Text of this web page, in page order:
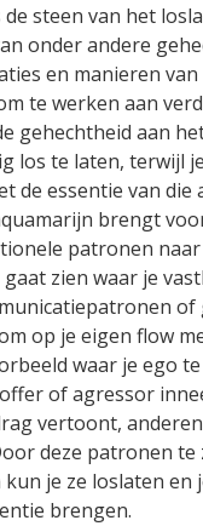
steen van het
onder andere
en manieren van
te werken aan
gehechtheid aan
los te laten, terwijl
de essentie van die
brengt
patronen
gaat zien waar je
of
op je eigen flow
waar je ego
of agressor
vertoont,
deze patronen te
je ze loslaten en
brengen.